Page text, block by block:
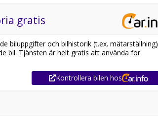
gratis
biluppgifter och bilhistorik (t.ex. mätarställning)
bil. Tjänsten är helt gratis att använda för
Kontrollera bilen hos